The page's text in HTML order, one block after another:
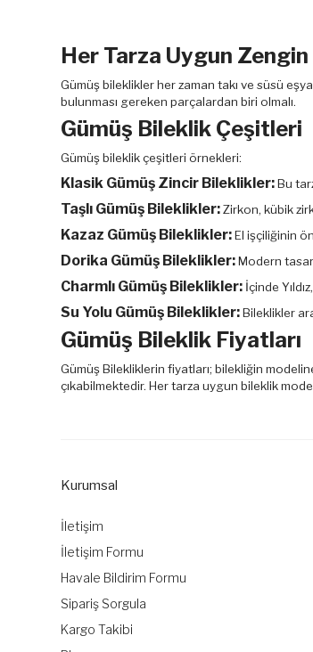
Her Tarza Uygun
Gümüş bileklikler her zaman takı ve süsü
bulunması gereken parçalardan biri olmalı.
Gümüş Bileklik Çeşitleri
Gümüş bileklik çeşitleri örnekleri:
Klasik Gümüş Zincir Bileklikler:Bu
Taşlı Gümüş Bileklikler:Zirkon, kübik
Kazaz Gümüş Bileklikler:El işçiliğinin
Dorika Gümüş Bileklikler:Modern
Charmlı Gümüş Bileklikler: İçinde
Su Yolu Gümüş Bileklikler:Bileklikler
Gümüş Bileklik Fiyatları
Gümüş Bilekliklerin fiyatları; bilekliğin
çıkabilmektedir. Her tarza uygun bileklik
Kurumsal
İletişim
İletişim Formu
Havale Bildirim Formu
Sipariş Sorgula
Kargo Takibi